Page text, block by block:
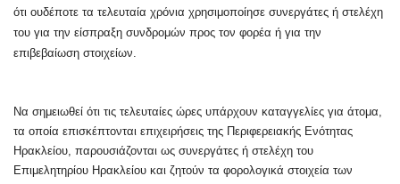
ότι ουδέποτε τα τελευταία χρόνια χρησιμοποίησε συνεργάτες ή στελέχη
του για την είσπραξη συνδρομών προς τον φορέα ή για την
επιβεβαίωση στοιχείων.
Να σημειωθεί ότι τις τελευταίες ώρες υπάρχουν καταγγελίες για άτομα,
τα οποία επισκέπτονται επιχειρήσεις της Περιφερειακής Ενότητας
Ηρακλείου, παρουσιάζονται ως συνεργάτες ή στελέχη του
Επιμελητηρίου Ηρακλείου και ζητούν τα φορολογικά στοιχεία των